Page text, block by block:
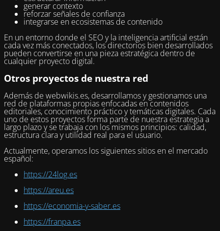
generar contexto
reforzar señales de confianza
integrarse en ecosistemas de contenido
En un entorno donde el SEO y la inteligencia artificial están
cada vez más conectados, los directorios bien desarrollados
pueden convertirse en una pieza estratégica dentro de
cualquier proyecto digital.
Otros proyectos de nuestra red
Además de webwikis.es, desarrollamos y gestionamos una
red de plataformas propias enfocadas en contenidos
editoriales, conocimiento práctico y temáticas digitales. Cada
uno de estos proyectos forma parte de nuestra estrategia a
largo plazo y se trabaja con los mismos principios: calidad,
estructura clara y utilidad real para el usuario.
Actualmente, operamos los siguientes sitios en el mercado
español:
https://24log.es
https://areu.es
https://economia-y-saber.es
https://franpa.es